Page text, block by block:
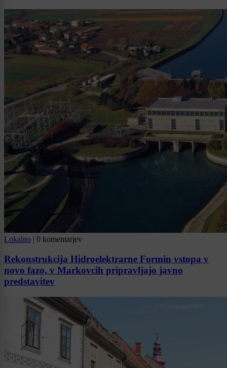
Lokalno | 0 komentarjev
Rekonstrukcija Hidroelektrarne Formin vstopa v
novo fazo, v Markovcih pripravljajo javno
predstavitev